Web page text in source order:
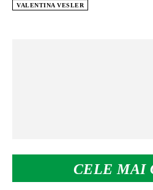
CELE MAI
VALENTINA VESLER